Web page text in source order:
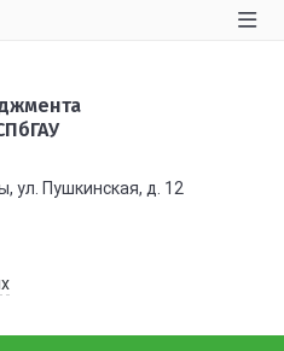
ул. Пушкинская, д. 12